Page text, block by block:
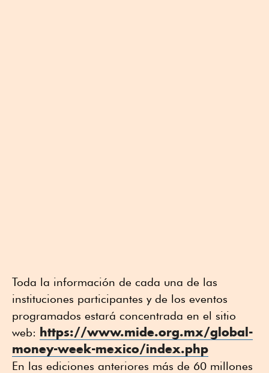
Toda la información de cada una de las
instituciones participantes y de los eventos
programados estará concentrada en el sitio
web: https://www.mide.org.mx/global-
money-week-mexico/index.php
En las ediciones anteriores más de 60 millones